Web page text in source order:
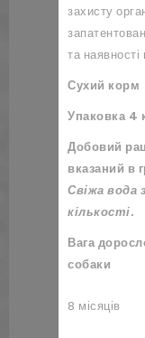
захисту
та наявності
Сухий корм
Упаковка 4
Добовий
вказаний в
Свіжа вода
кількості.
Вага
собаки
8 місяців